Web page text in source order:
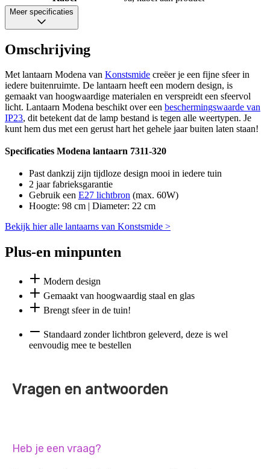
Meer specificaties
Omschrijving
Met lantaarn Modena van Konstsmide creëer je een fijne sfeer in
iedere buitenruimte. De lantaarn heeft een modern design, is
gemaakt van hoogwaardige materialen en verspreidt een sfeervol
licht. Lantaarn Modena beschikt over een beschermingswaarde van
IP23, dit betekent dat de lamp bestand is tegen alle weertypen. Je
kunt hem dus met een gerust hart het gehele jaar buiten laten staan!
Specificaties Modena lantaarn 7311-320
Past dankzij zijn tijdloze design mooi in iedere tuin
2 jaar fabrieksgarantie
Gebruik een E27 lichtbron (max. 60W)
Hoogte: 98 cm | Diameter: 22 cm
Bekijk hier alle lantaarns van Konstsmide >
Plus-en minpunten
Modern design
Gemaakt van hoogwaardig staal en glas
Brengt sfeer in de tuin!
Standaard zonder lichtbron geleverd, deze is wel
eenvoudig mee te bestellen
Vragen en antwoorden
Heb je een vraag?